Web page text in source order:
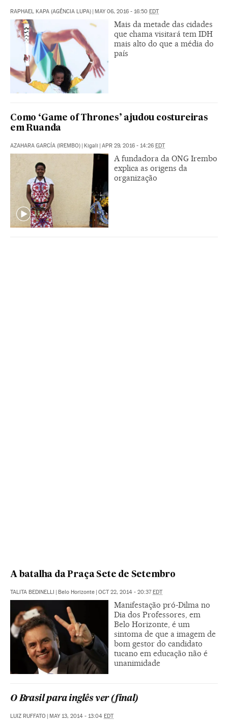
RAPHAEL KAPA (AGÊNCIA LUPA) | MAY 06, 2016 - 16:50 EDT
Mais da metade das cidades
que chama visitará tem IDH
mais alto do que a média do
país
Como ‘Game of Thrones’ ajudou costureiras
em Ruanda
AZAHARA GARCÍA (IREMBO) | Kigali | APR 29, 2016 - 14:26 EDT
A fundadora da ONG Irembo
explica as origens da
organização
A batalha da Praça Sete de Setembro
TALITA BEDINELLI | Belo Horizonte | OCT 22, 2014 - 20:37EDT
Manifestação pró-Dilma no
Dia dos Professores, em
Belo Horizonte, é um
sintoma de que a imagem de
bom gestor do candidato
tucano em educação não é
unanimidade
O Brasil para inglês ver (final)
LUIZ RUFFATO | MAY 13, 2014 - 13:04 EDT